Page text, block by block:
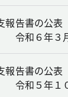
報告書の公表
令和６年３
報告書の公表
令和５年１